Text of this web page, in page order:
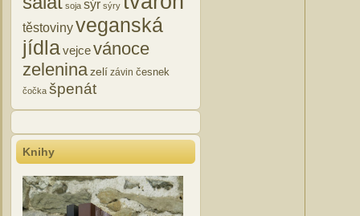
soja sýr sýry
těstovinyveganská
jídlavejcevánoce
zeleninazelí závin česnek
čočka špenát
Knihy